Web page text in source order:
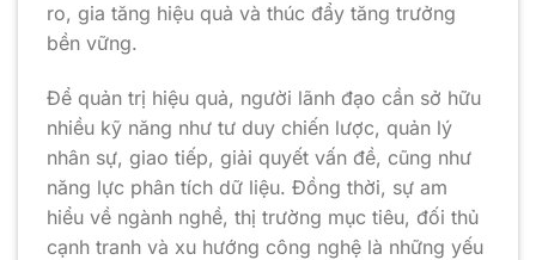
ro, gia tăng hiệu quả và thúc đẩy tăng trưởng
bền vững.
Để quản trị hiệu quả, người lãnh đạo cần sở hữu
nhiều kỹ năng như tư duy chiến lược, quản lý
nhân sự, giao tiếp, giải quyết vấn đề, cũng như
năng lực phân tích dữ liệu. Đồng thời, sự am
hiểu về ngành nghề, thị trường mục tiêu, đối thủ
cạnh tranh và xu hướng công nghệ là những yếu